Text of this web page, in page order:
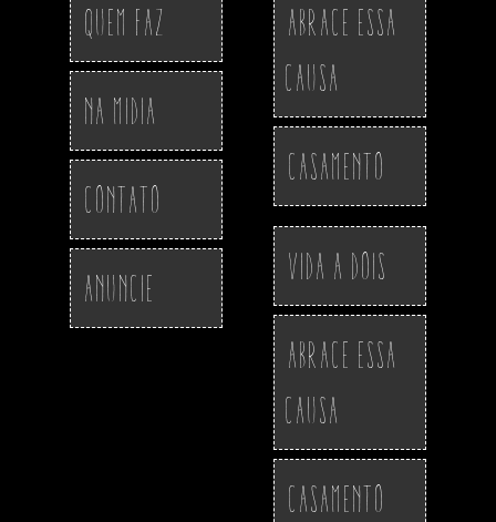
Quem Faz
Na Midia
Contato
Anuncie
Abrace essa
Causa
Casamento
Vida a Dois
Abrace essa
Causa
Casamento